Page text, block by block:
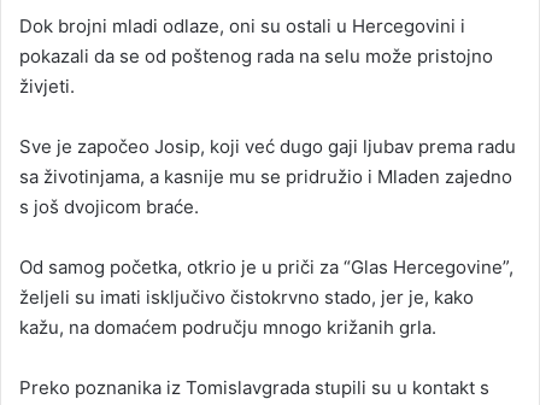
Dok brojni mladi odlaze, oni su ostali u Hercegovini i
pokazali da se od poštenog rada na selu može pristojno
živjeti.
Sve je započeo Josip, koji već dugo gaji ljubav prema radu
sa životinjama, a kasnije mu se pridružio i Mladen zajedno
s još dvojicom braće.
Od samog početka, otkrio je u priči za “Glas Hercegovine”,
željeli su imati isključivo čistokrvno stado, jer je, kako
kažu, na domaćem području mnogo križanih grla.
Preko poznanika iz Tomislavgrada stupili su u kontakt s